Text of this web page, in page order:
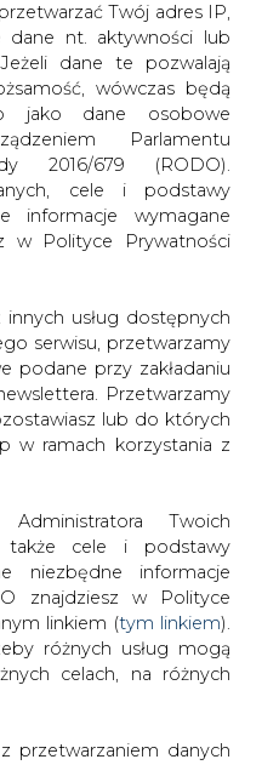
Przetwarzamy
lub do których
w ramach korzystania z
Twoich
cele i podstawy
niezbędne informacje
znajdziesz w Polityce
linkiem (
tym linkiem
różnych usług mogą
celach, na różnych
przetwarzaniem danych
szereg gwarancji i praw,
do odwołania zgody
przetwarzania Twoich
nas bezwzględnie
wniesienia sprzeciwu
danych z przyczyn
sytuacją, po
do sprzeciwu Twoje
o ile nie będzie istnieć
podstawa do
wobec Twoich interesów,
do ustalenia,
Twoje dane nie
marketingu własnego
intensywne
określenie
elektrycznej na
polityki
roku, a dla
nawet do 2050
jest programAcrobat
RYNEK
narzędzi sztucznej inteligencji.
się na włączenie publikacji do